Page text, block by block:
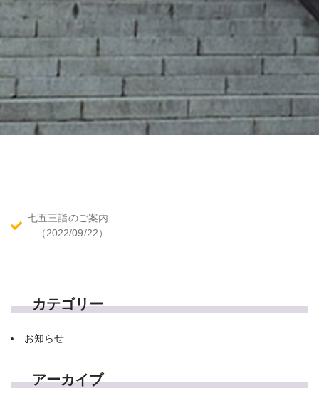
七五三詣のご案内
（2022/09/22）
カテゴリー
お知らせ
アーカイブ